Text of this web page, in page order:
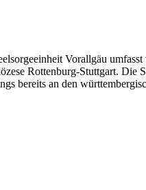
Vorallgäu
Rottenburg-Stuttgart. Die
bereits an den